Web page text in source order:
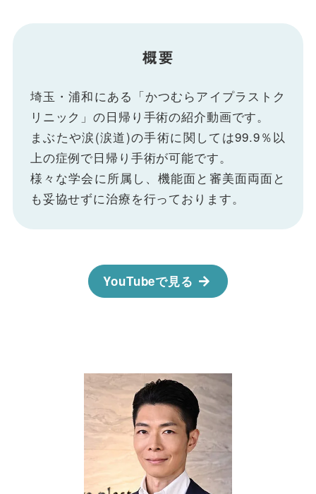
概要
埼玉・浦和にある「かつむらアイプラストク
リニック」の日帰り手術の紹介動画です。
まぶたや涙(涙道)の手術に関しては99.9％以
上の症例で日帰り手術が可能です。
様々な学会に所属し、機能面と審美面両面と
も妥協せずに治療を行っております。
YouTubeで見る